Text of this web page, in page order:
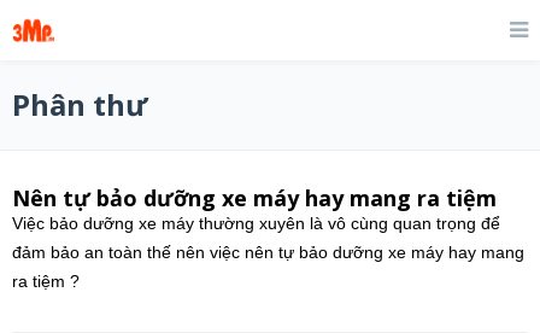
Phân thư
Nên tự bảo dưỡng xe máy hay mang ra tiệm
Việc bảo dưỡng xe máy thường xuyên là vô cùng quan trọng để
đảm bảo an toàn thế nên việc nên tự bảo dưỡng xe máy hay mang
ra tiệm ?